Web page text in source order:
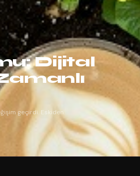
Dijital
geçirdi. Eskiden